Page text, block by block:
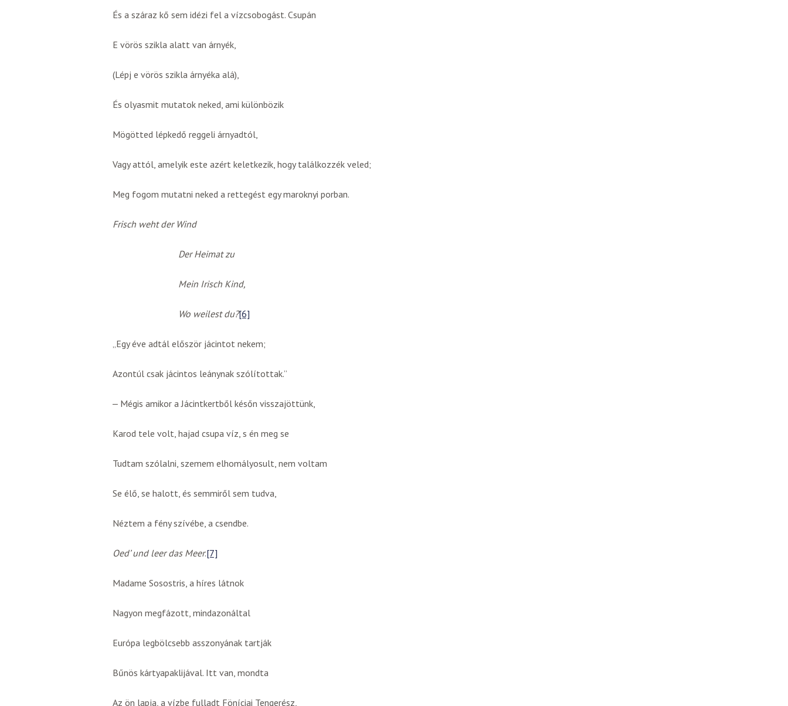
És a száraz kő sem idézi fel a vízcsobogást. Csupán
E vörös szikla alatt van árnyék,
(Lépj e vörös szikla árnyéka alá),
És olyasmit mutatok neked, ami különbözik
Mögötted lépkedő reggeli árnyadtól,
Vagy attól, amelyik este azért keletkezik, hogy találkozzék veled;
Meg fogom mutatni neked a rettegést egy maroknyi porban.
Frisch weht der Wind
Der Heimat zu
Mein Irisch Kind,
Wo weilest du?[6]
„Egy éve adtál először jácintot nekem;
Azontúl csak jácintos leánynak szólítottak.”
‒ Mégis amikor a Jácintkertből későn visszajöttünk,
Karod tele volt, hajad csupa víz, s én meg se
Tudtam szólalni, szemem elhomályosult, nem voltam
Se élő, se halott, és semmiről sem tudva,
Néztem a fény szívébe, a csendbe.
Oed’ und leer das Meer.[7]
Madame Sosostris, a híres látnok
Nagyon megfázott, mindazonáltal
Európa legbölcsebb asszonyának tartják
Bűnös kártyapaklijával. Itt van, mondta
Az ön lapja, a vízbe fulladt Föníciai Tengerész,